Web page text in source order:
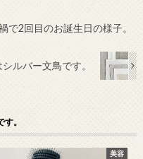
で2回目のお誕生日の様子。
ルバー文鳥です。
。
美容